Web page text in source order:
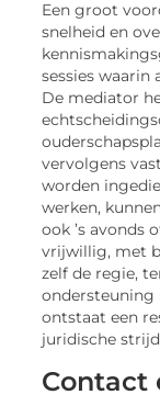
Een groot
snelheid en
sessies waarin
De mediator
vervolgens
worden
werken,
ook ’s avonds
vrijwillig, met
zelf de regie,
ondersteuning
ontstaat een
juridische
Contact